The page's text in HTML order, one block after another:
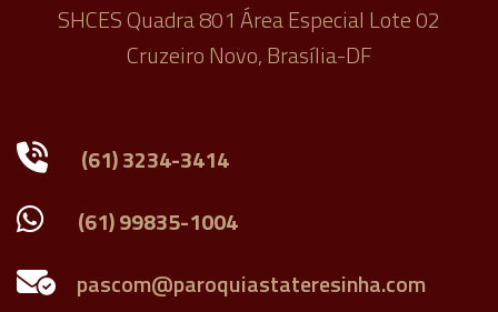
SHCES Quadra 801 Área Especial Lote 02
Cruzeiro Novo, Brasília-DF
(61) 3234-3414
(61) 99835-1004